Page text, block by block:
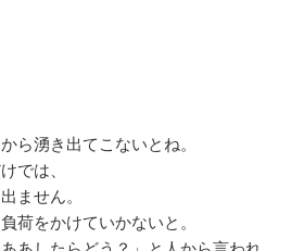
ら湧き出てこないとね。
では、
ません。
荷をかけていかないと。